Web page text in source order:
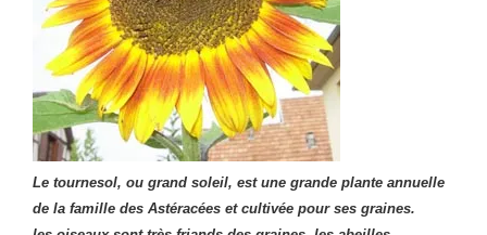
Le tournesol, ou grand soleil, est une grande plante annuelle
de la famille des Astéracées et cultivée pour ses graines.